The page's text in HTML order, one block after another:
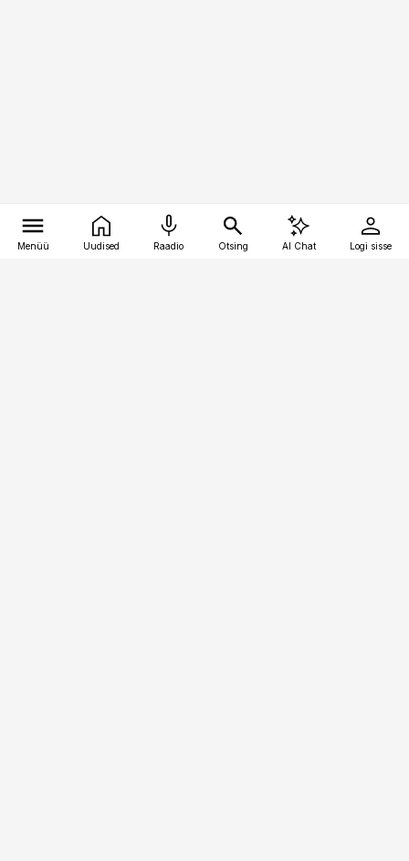
Menüü Uudised Raadio Otsing AI Chat Logi sisse